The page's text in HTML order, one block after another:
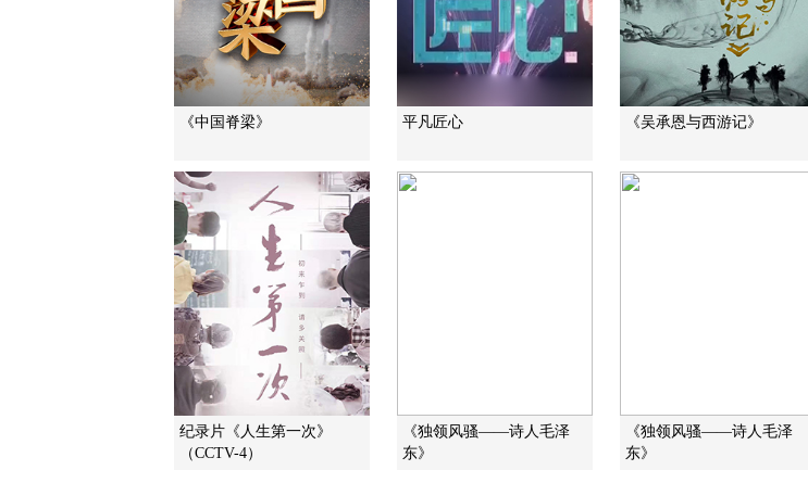
《中国脊梁》 平凡匠心 《吴承恩与西游记》
纪录片《人生第一次》
（CCTV-4）
《独领风骚――诗人毛泽
东》
《独领风骚——诗人毛泽
东》